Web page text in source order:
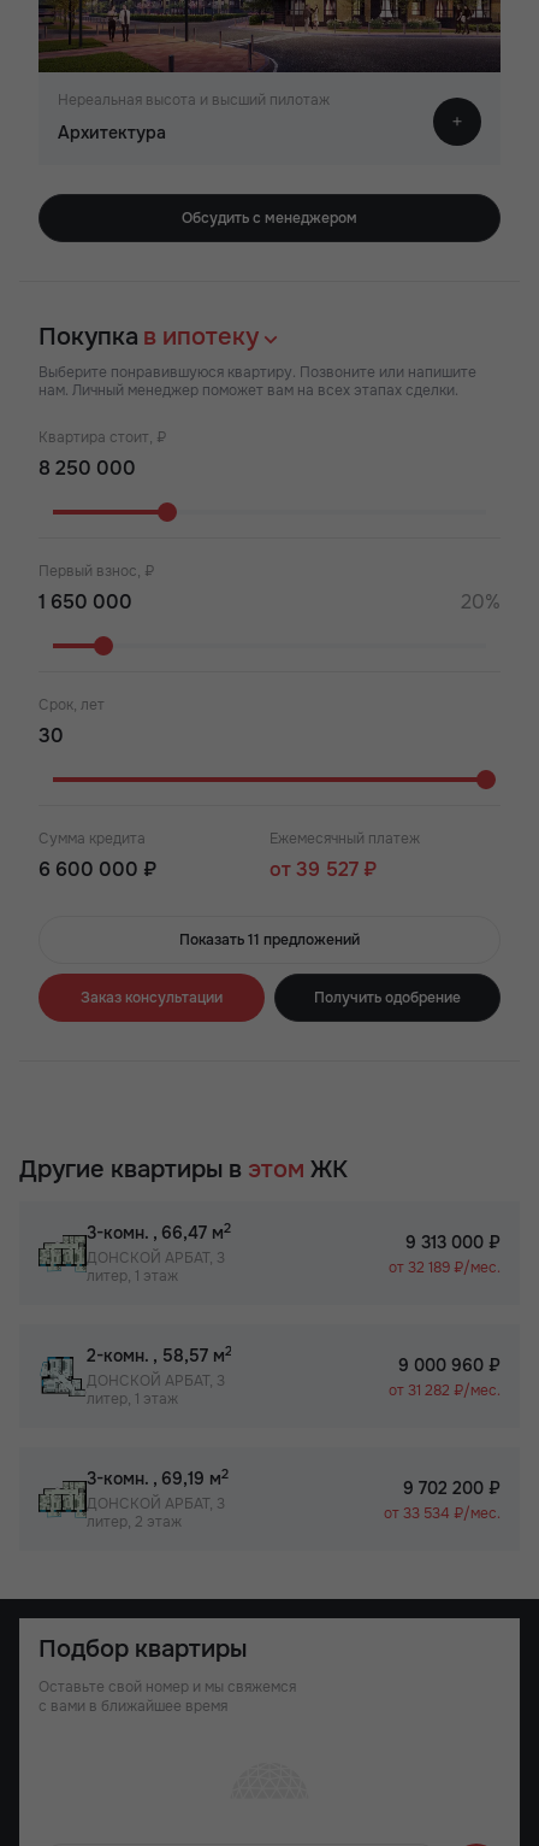
Нереальная высота и высший пилотаж
Архитектура
Обсудить с менеджером
Покупка в ипотеку
Выберите понравившуюся квартиру. Позвоните или напишите
нам. Личный менеджер поможет вам на всех этапах сделки.
Квартира стоит, ₽
Первый взнос, ₽
20%
Срок, лет
Сумма кредита
6 600 000 ₽
Ежемесячный платеж
от 39 527 ₽
Показать 11 предложений
Заказ консультации Получить одобрение
Другие квартиры в этом ЖК
3-комн. , 66,47 м2
ДОНСКОЙ АРБАТ, 3
литер, 1 этаж
9 313 000 ₽
от 32 189 ₽/мес.
2-комн. , 58,57 м2
ДОНСКОЙ АРБАТ, 3
литер, 1 этаж
9 000 960 ₽
от 31 282 ₽/мес.
3-комн. , 69,19 м2
ДОНСКОЙ АРБАТ, 3
литер, 2 этаж
9 702 200 ₽
от 33 534 ₽/мес.
Подбор квартиры
Оставьте свой номер и мы свяжемся
с вами в ближайшее время